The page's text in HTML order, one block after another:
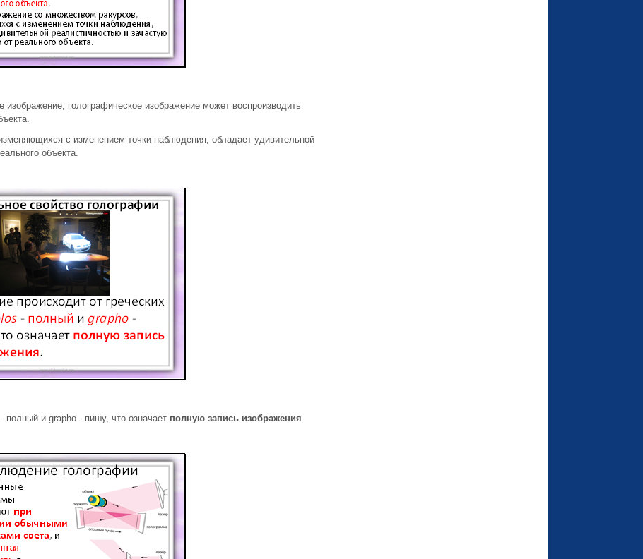
голографическое изображение может воспроизводить
с изменением точки наблюдения, обладает удивительной
объекта.
полный и grapho - пишу, что означает полную запись изображения.